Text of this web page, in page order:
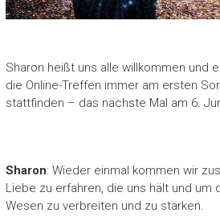
Sharon heißt uns alle willkommen und
die Online-Treffen immer am ersten
stattfinden – das nächste Mal am 6.
Sharon: Wieder einmal kommen wir
Liebe zu erfahren, die uns hält und um
Wesen zu verbreiten und zu stärken.